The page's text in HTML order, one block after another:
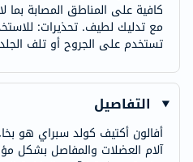
مع تدليك لطيف. تحذيرات:
تستخدم على الجروح أو تلف
التفاصيل
أفالون أكتيف كولد سبراي هو
آلام العضلات والمفاصل بشكل